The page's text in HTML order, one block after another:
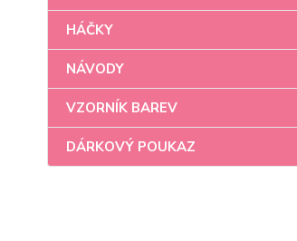
HÁČKY
NÁVODY
VZORNÍK BAREV
DÁRKOVÝ POUKAZ